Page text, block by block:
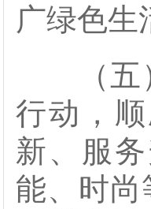
广绿色生
（五）
行动，
新、服
能、时